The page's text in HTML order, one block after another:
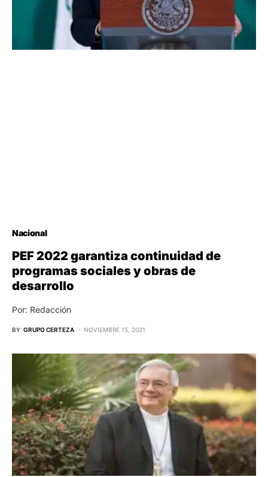
Nacional
PEF 2022 garantiza continuidad de
programas sociales y obras de
desarrollo
Por: Redacción
BY GRUPO CERTEZA NOVIEMBRE 15, 2021